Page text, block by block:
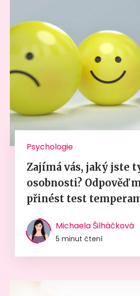
Psychologie
Zajímá vás, jaký jste
osobnosti? Odpověď
přinést test
Michaela Šilháčková
5 minut čtení